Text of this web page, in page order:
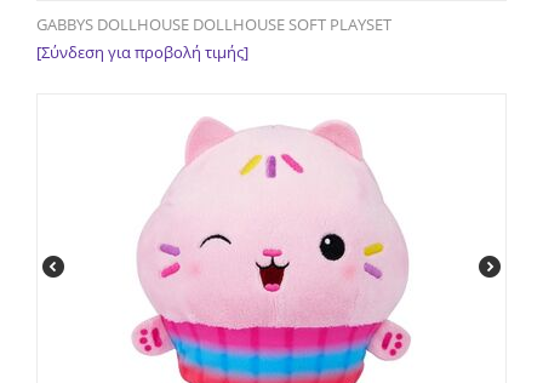
GABBYS DOLLHOUSE DOLLHOUSE SOFT PLAYSET
[Σύνδεση για προβολή τιμής]